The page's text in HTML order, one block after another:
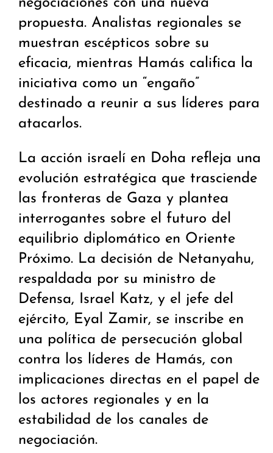
negociaciones con una nueva
propuesta. Analistas regionales se
muestran escépticos sobre su
eficacia, mientras Hamás califica la
iniciativa como un “engaño”
destinado a reunir a sus líderes para
atacarlos.
La acción israelí en Doha refleja una
evolución estratégica que trasciende
las fronteras de Gaza y plantea
interrogantes sobre el futuro del
equilibrio diplomático en Oriente
Próximo. La decisión de Netanyahu,
respaldada por su ministro de
Defensa, Israel Katz, y el jefe del
ejército, Eyal Zamir, se inscribe en
una política de persecución global
contra los líderes de Hamás, con
implicaciones directas en el papel de
los actores regionales y en la
estabilidad de los canales de
negociación.